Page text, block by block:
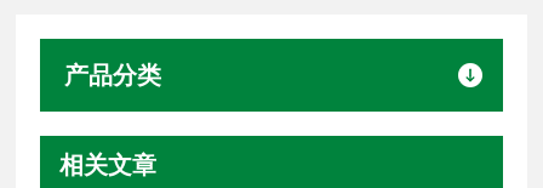
产品分类
相关文章